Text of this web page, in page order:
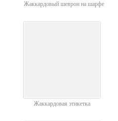
Жаккардовый шеврон на шарфе
Жаккардовая этикетка